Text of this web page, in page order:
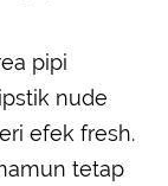
pipi
nude
efek fresh.
tetap